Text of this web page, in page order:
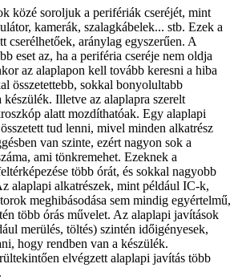
közé soroljuk a perifériák cseréjét, mint
kamerák, szalagkábelek... stb. Ezek a
cserélhetőek, aránylag egyszerűen. A
eset az, ha a periféria cseréje nem oldja
az alaplapon kell tovább keresni a hiba
összetettebb, sokkal bonyolultabb
készülék. Illetve az alaplapra szerelt
alatt mozdíthatóak. Egy alaplapi
tud lenni, mivel minden alkatrész
van szinte, ezért nagyon sok a
ami tönkremehet. Ezeknek a
több órát, és sokkal nagyobb
alaplapi alkatrészek, mint például IC-k,
meghibásodása sem mindig egyértelmű,
több órás művelet. Az alaplapi javítások
merülés, töltés) szintén időigényesek,
hogy rendben van a készülék.
elvégzett alaplapi javítás több